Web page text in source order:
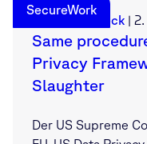
SecureWork
Sebastian Deck |
Same
Privacy
Slaughter
Der US Supreme